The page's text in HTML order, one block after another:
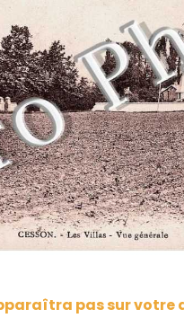
pas sur votre